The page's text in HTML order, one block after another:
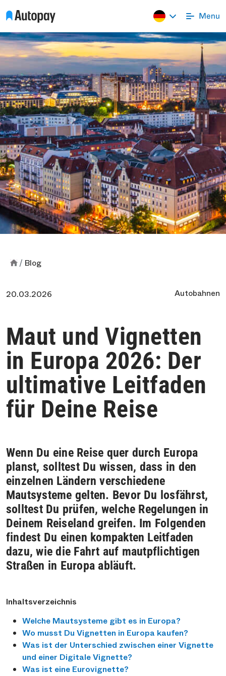
Blog
20.03.2026 Autobahnen
Maut und Vignetten
in Europa 2026: Der
ultimative Leitfaden
für Deine Reise
Wenn Du eine Reise quer durch Europa
planst, solltest Du wissen, dass in den
einzelnen Ländern verschiedene
Mautsysteme gelten. Bevor Du losfährst,
solltest Du prüfen, welche Regelungen in
Deinem Reiseland greifen. Im Folgenden
findest Du einen kompakten Leitfaden
dazu, wie die Fahrt auf mautpflichtigen
Straßen in Europa abläuft.
Inhaltsverzeichnis
Welche Mautsysteme gibt es in Europa?
Wo musst Du Vignetten in Europa kaufen?
Was ist der Unterschied zwischen einer Vignette
und einer Digitale Vignette?
Was ist eine Eurovignette?